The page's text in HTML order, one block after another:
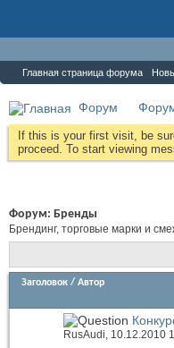
Главная страница форума
Форум
If this is your first visit, be
proceed. To start viewing
Форум: Бренды
Брендинг, торговые марки и
Заголовок / Автор
RusAudi, 10.12.2010